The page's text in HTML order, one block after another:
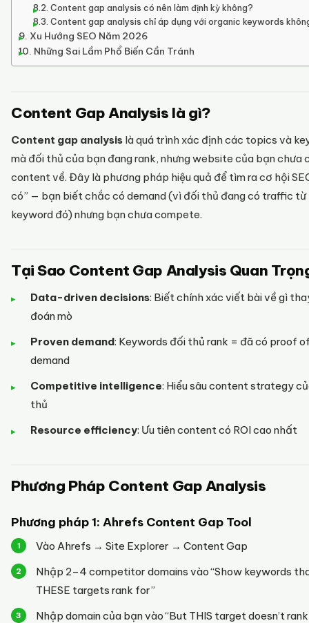
Content gap analysis có nên làm định kỳ không?
Content gap analysis chỉ áp dụng với organic keywords
Xu Hướng SEO Năm 2026
Những Sai Lầm Phổ Biến Cần Tránh
Content Gap Analysis là gì?
Content gap analysis là quá trình xác định các topics và
mà đối thủ của bạn đang rank, nhưng website của bạn chưa
content về. Đây là phương pháp hiệu quả để tìm ra cơ hội
có” — bạn biết chắc có demand (vì đối thủ đang có traffic từ
keyword đó) nhưng bạn chưa compete.
Tại Sao Content Gap Analysis Quan
Data-driven decisions: Biết chính xác viết bài về gì
đoán mò
Proven demand: Keywords đối thủ rank = đã có proof
demand
Competitive intelligence: Hiểu sâu content strategy
thủ
Resource efficiency: Ưu tiên content có ROI cao nhất
Phương Pháp Content Gap Analysis
Phương pháp 1: Ahrefs Content Gap Tool
Vào Ahrefs → Site Explorer → Content Gap
Nhập 2–4 competitor domains vào “Show keywords
THESE targets rank for”
Nhập domain của bạn vào “But THIS target doesn’t